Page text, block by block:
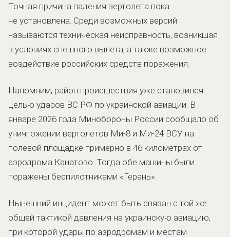
Точная причина падения вертолета пока
не установлена. Среди возможных версий
называются техническая неисправность, возникшая
в условиях спешного вылета, а также возможное
воздействие российских средств поражения.
Напомним, район происшествия уже становился
целью ударов ВС РФ по украинской авиации. В
январе 2026 года Минобороны России сообщало об
уничтожении вертолетов Ми-8 и Ми-24 ВСУ на
полевой площадке примерно в 46 километрах от
аэродрома Канатово. Тогда обе машины были
поражены беспилотниками «Герань».
Нынешний инцидент может быть связан с той же
общей тактикой давления на украинскую авиацию,
при которой удары по аэродромам и местам